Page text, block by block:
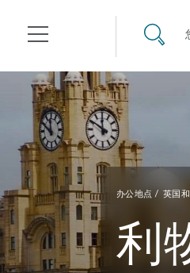
航空
企业与咨询 公
环
气候变化
Clyde Code
开罗
开普敦
曼谷
北京
加拉加斯
墨西哥城
阿布扎比
开罗
亚特兰大
波士顿
阿伯丁
贝尔法斯特
目录
其礼律所事务所
搜寻网
办公地点 英国
利